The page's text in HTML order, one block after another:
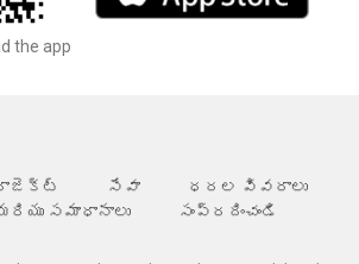
the app
సేవా
ధరల వివరాలు
సమాధానాలు
సంప్రదించండి